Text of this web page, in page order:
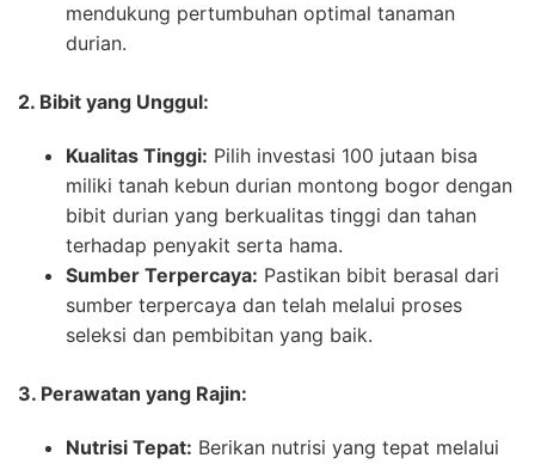
mendukung pertumbuhan optimal tanaman
durian.
2. Bibit yang Unggul:
Kualitas Tinggi: Pilih investasi 100 jutaan bisa
miliki tanah kebun durian montong bogor dengan
bibit durian yang berkualitas tinggi dan tahan
terhadap penyakit serta hama.
Sumber Terpercaya: Pastikan bibit berasal dari
sumber terpercaya dan telah melalui proses
seleksi dan pembibitan yang baik.
3. Perawatan yang Rajin:
Nutrisi Tepat: Berikan nutrisi yang tepat melalui